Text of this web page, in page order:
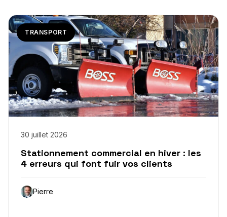
TRANSPORT
30 juillet 2026
Stationnement commercial en hiver : les
4 erreurs qui font fuir vos clients
Pierre